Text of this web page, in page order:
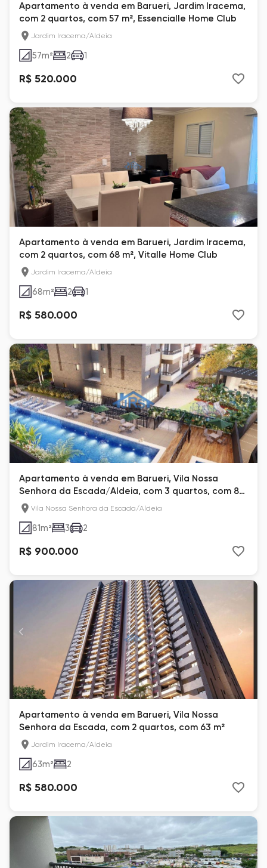
Apartamento à venda em Barueri, Jardim Iracema,
com 2 quartos, com 57 m², Essencialle Home Club
Jardim Iracema/Aldeia
57m² 2 1
R$ 520.000
Apartamento à venda em Barueri, Jardim Iracema,
com 2 quartos, com 68 m², Vitalle Home Club
Jardim Iracema/Aldeia
68m² 2 1
R$ 580.000
Apartamento à venda em Barueri, Vila Nossa
Senhora da Escada/Aldeia, com 3 quartos, com 81
m² Vila Nossa Senhora da Escada/Aldeia
81m² 3 2
R$ 900.000
Apartamento à venda em Barueri, Vila Nossa
Senhora da Escada, com 2 quartos, com 63 m²
Jardim Iracema/Aldeia
63m² 2
R$ 580.000